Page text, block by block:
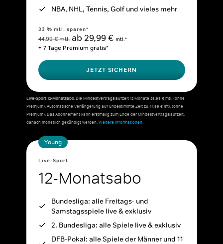
NBA, NHL, Tennis, Golf und vieles mehr
33 % mtl. sparen*
44,99 € mtl. ab 29,99 € mtl.*
+ 7 Tage Premium gratis*
JETZT SICHERN
Live-Sport 12-Monatsabo:Die Mindestvertragslaufzeit 12 Monate 29,99 € mtl. (ohne
Premium). Automatische Verlängerung auf unbestimmte Zeit zu 44,99 € mtl. (ohne
Premium). Das Abonnement kann erstmalig zum Ende der Mindestvertragslaufzeit,
danach monatlich gekündigt werden.Weitere Informationen.
Young
Live-Sport
12-Monatsabo
Bundesliga: alle Freitags- und
Samstagsspiele live & exklusiv
2. Bundesliga: alle Spiele live & exklusiv
DFB-Pokal: alle Spiele der Männer und 11